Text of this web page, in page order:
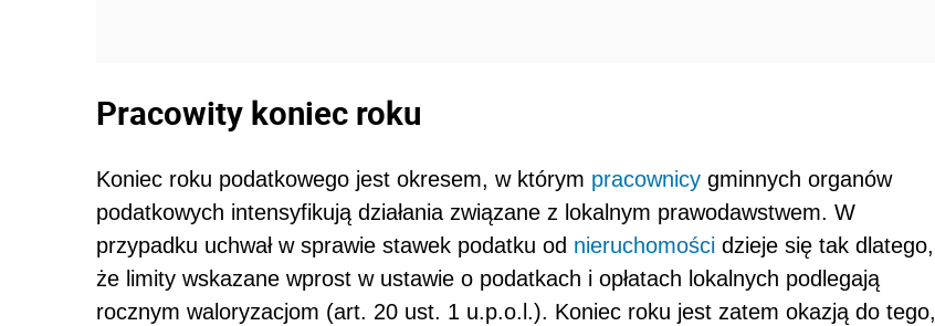
Pracowity koniec roku
Koniec roku podatkowego jest okresem, w którym pracownicy gminnych organów
podatkowych intensyfikują działania związane z lokalnym prawodawstwem. W
przypadku uchwał w sprawie stawek podatku od nieruchomości dzieje się tak dlatego,
że limity wskazane wprost w ustawie o podatkach i opłatach lokalnych podlegają
rocznym waloryzacjom (art. 20 ust. 1 u.p.o.l.). Koniec roku jest zatem okazją do tego,